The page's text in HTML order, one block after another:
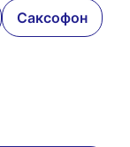
Саксофон